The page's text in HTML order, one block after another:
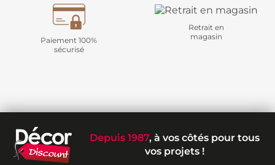
Paiement 100%
sécurisé
Retrait en
magasin
Depuis 1987, à vos côtés pour tous
vos projets !